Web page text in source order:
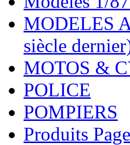
MODELES
siècle
MOTOS &
POLICE
POMPIERS
Produits